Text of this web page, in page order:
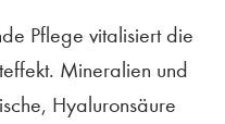
Pflege vitalisiert die
Mineralien und
Hyaluronsäure